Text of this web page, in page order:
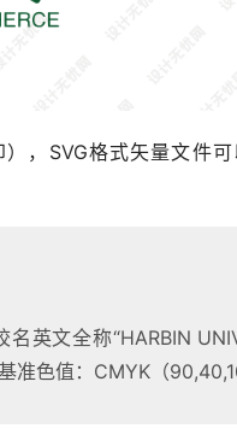
，SVG格式矢量文件可
英文全称“HARBIN
准色值：CMYK（